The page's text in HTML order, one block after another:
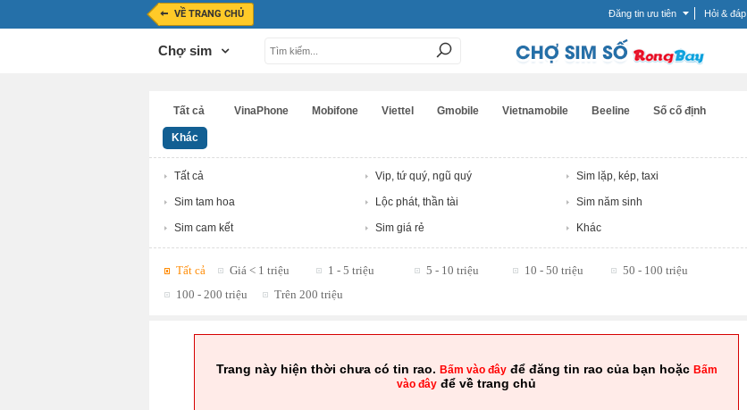
VỀ TRANG CHỦ Đăng tin ưu tiên Hỏi & đáp
Chợ sim
Tất cả VinaPhone Mobifone Viettel Gmobile Vietnamobile Beeline Số cố định
Khác
Tất cả Vip, tứ quý, ngũ quý Sim lặp, kép, taxi
Sim tam hoa Lộc phát, thần tài Sim năm sinh
Sim cam kết Sim giá rẻ Khác
Tất cả Giá < 1 triệu 1 - 5 triệu 5 - 10 triệu 10 - 50 triệu
50 - 100 triệu
100 - 200 triệu
Trên 200 triệu
Trang này hiện thời chưa có tin rao. Bấm vào đâyđể đăng tin rao của bạn hoặc Bấm
vào đây để về trang chủ